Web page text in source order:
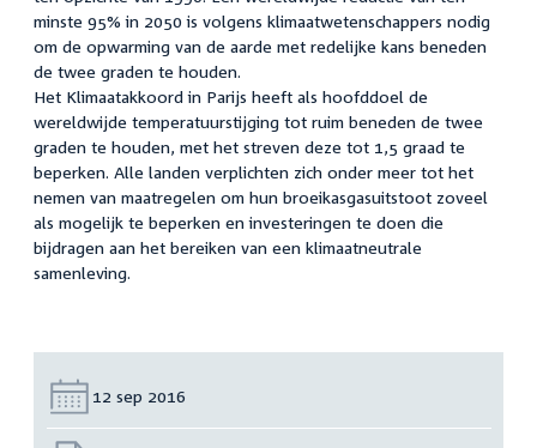
minste 95% in 2050 is volgens klimaatwetenschappers nodig
om de opwarming van de aarde met redelijke kans beneden
de twee graden te houden.
Het Klimaatakkoord in Parijs heeft als hoofddoel de
wereldwijde temperatuurstijging tot ruim beneden de twee
graden te houden, met het streven deze tot 1,5 graad te
beperken. Alle landen verplichten zich onder meer tot het
nemen van maatregelen om hun broeikasgasuitstoot zoveel
als mogelijk te beperken en investeringen te doen die
bijdragen aan het bereiken van een klimaatneutrale
samenleving.
Datum:
12 sep 2016